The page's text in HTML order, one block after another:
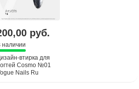
руб.
наличии
втирка для
Cosmo №01
Nails Ru